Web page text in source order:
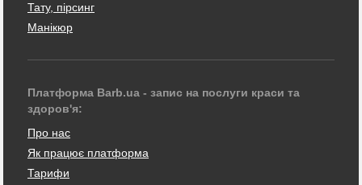
Тату, пірсинг
Манікюр
Платформа Barb.ua - запис на послуги краси та
здоров'я:
Про нас
Як працює платформа
Тарифи